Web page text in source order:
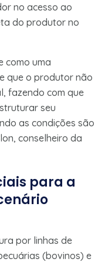
no acesso ao
do produtor no
como uma
que o produtor não
fazendo com que
seu
as condições são
conselheiro da
para a
por linhas de
(bovinos) e